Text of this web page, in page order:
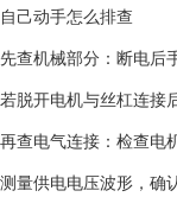
自己动手怎么排查
先查机械部分‌：断电后
若脱开电机与丝杠连接
再查电气连接‌：检查电
测量供电电压波形，确